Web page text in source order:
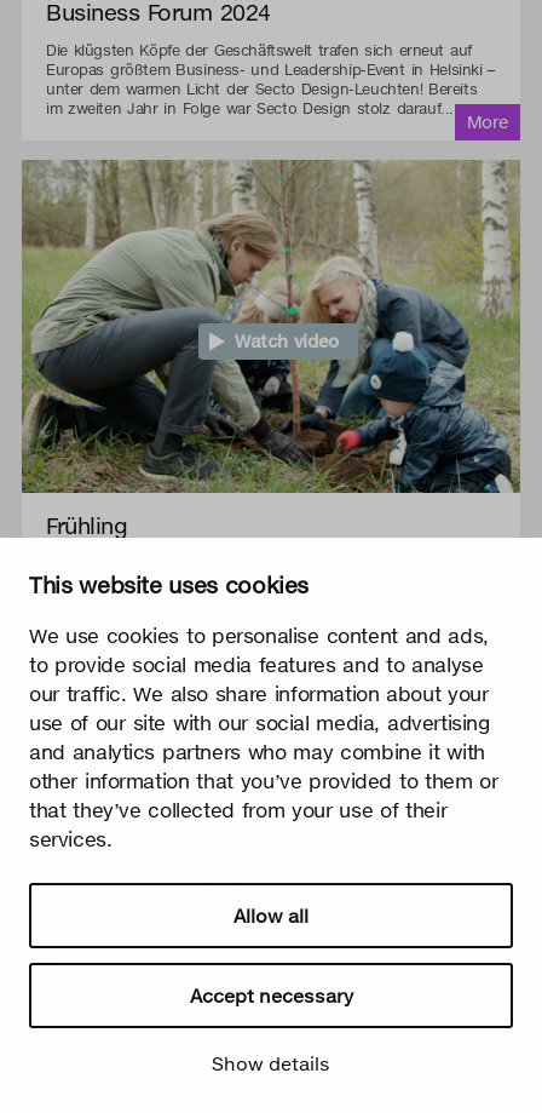
This website uses cookies
We use cookies to personalise content and ads,
to provide social media features and to analyse
our traffic. We also share information about your
use of our site with our social media, advertising
and analytics partners who may combine it with
other information that you’ve provided to them or
that they’ve collected from your use of their
services.
Allow all
Accept necessary
Show details
Business Forum 2024
Die klügsten Köpfe der Geschäftswelt trafen sich erneut auf
Europas größtem Business- und Leadership-Event in Helsinki –
unter dem warmen Licht der Secto Design-Leuchten! Bereits
im zweiten Jahr in Folge war Secto Design stolz darauf...
Watch video
Frühling
erste Zeichen für den herannahenden Frühling. Endlich ist der
Sommer
Die Blätter wachsen schnell. Sommer ist die Jahreszeit des